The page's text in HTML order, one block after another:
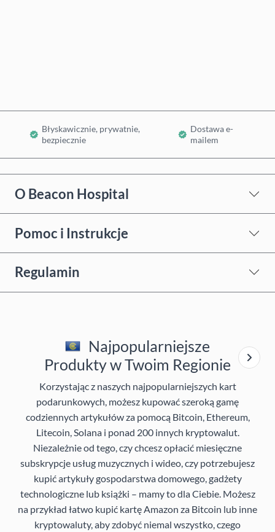
Błyskawicznie, prywatnie,
bezpiecznie
Dostawa e-
mailem
O Beacon Hospital
Pomoc i Instrukcje
Regulamin
Najpopularniejsze
Produkty w Twoim Regionie
Korzystając z naszych najpopularniejszych kart
podarunkowych, możesz kupować szeroką gamę
codziennych artykułów za pomocą Bitcoin, Ethereum,
Litecoin, Solana i ponad 200 innych kryptowalut.
Niezależnie od tego, czy chcesz opłacić miesięczne
subskrypcje usług muzycznych i wideo, czy potrzebujesz
kupić artykuły gospodarstwa domowego, gadżety
technologiczne lub książki – mamy to dla Ciebie. Możesz
na przykład łatwo kupić kartę Amazon za Bitcoin lub inne
kryptowaluty, aby zdobyć niemal wszystko, czego